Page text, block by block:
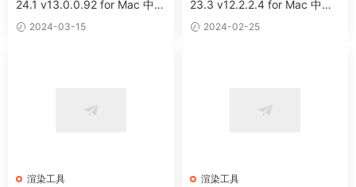
24.1 v13.0.0.92 for Mac 中文
激活版 實時光線追蹤3D渲染
軟件
2024-03-15
23.3 v12.2.2.4 for Mac 中文
激活版 實時光線追蹤渲染軟件
2024-02-25
渲染工具 渲染工具